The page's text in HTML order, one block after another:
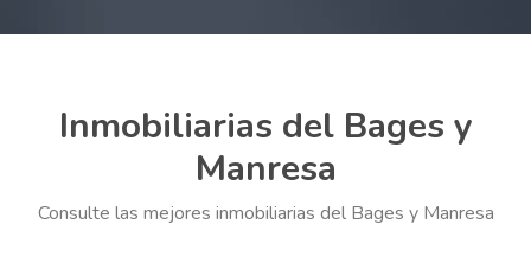
Inmobiliarias del Bages y
Manresa
Consulte las mejores inmobiliarias del Bages y Manresa